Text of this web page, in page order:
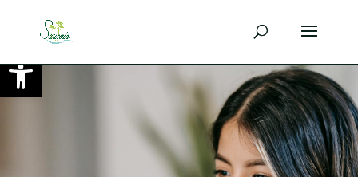
Ouvrir la barre d’outils